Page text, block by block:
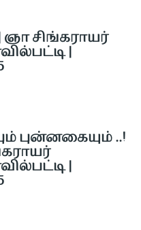
ஞா சிங்கராயர்
|
புன்னகையும் ..!
|